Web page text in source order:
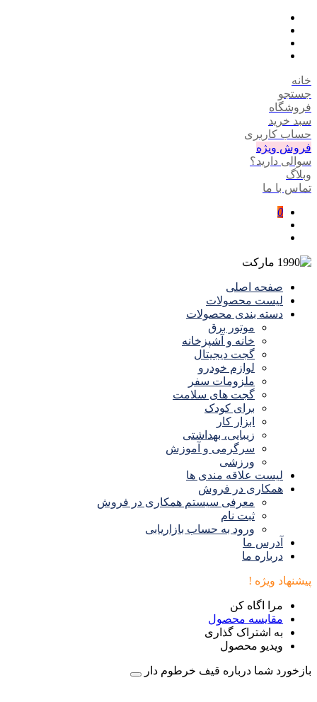
خانه
جستجو
فروشگاه
سبد خرید
حساب کاربری
فروش ویژه
سوالی دارید؟
وبلاگ
تماس با ما
0
صفحه اصلی
لیست محصولات
دسته بندی محصولات
موتور برق
خانه و آشپزخانه
گجت دیجیتال
لوازم خودرو
ملزومات سفر
گجت های سلامت
برای کودک
ابزار کار
زیبایی، بهداشتی
سرگرمی و آموزش
ورزشی
لیست علاقه مندی ها
همکاری در فروش
معرفی سیستم همکاری در فروش
ثبت نام
ورود به حساب بازاریابی
آدرس ما
درباره ما
پیشنهاد ویژه !
مرا اگاه کن
مقایسه محصول
به اشتراک گذاری
ویدیو محصول
بازخورد شما درباره قیف خرطوم دار